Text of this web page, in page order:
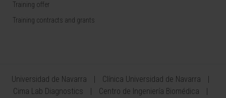
Training offer
Training contracts and grants
Universidad de Navarra
Clínica Universidad de Navarra
Cima Lab Diagnostics
Centro de Ingeniería Biomédica